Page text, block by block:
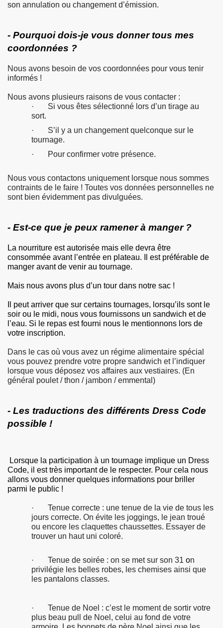
son annulation ou changement d’émission.
- Pourquoi dois-je vous donner tous mes
coordonnées ?
Nous avons besoin de vos coordonnées pour vous tenir
informés !
Nous avons plusieurs raisons de vous contacter :
· Si vous êtes sélectionné lors d’un tirage au
sort.
· S’il y a un changement quelconque sur le
tournage.
· Pour confirmer votre présence.
Nous vous contactons uniquement lorsque nous sommes
contraints de le faire ! Toutes vos données personnelles ne
sont bien évidemment pas divulguées.
- Est-ce que je peux ramener à manger ?
La nourriture est autorisée mais elle devra être
consommée avant l’entrée en plateau. Il est préférable de
manger avant de venir au tournage.
Mais nous avons plus d’un tour dans notre sac !
Il peut arriver que sur certains tournages, lorsqu’ils sont le
soir ou le midi, nous vous fournissons un sandwich et de
l’eau. Si le repas est fourni nous le mentionnons lors de
votre inscription.
Dans le cas où vous avez un régime alimentaire spécial
vous pouvez prendre votre propre sandwich et l’indiquer
lorsque vous déposez vos affaires aux vestiaires. (En
général poulet / thon / jambon / emmental)
- Les traductions des différents Dress Code
possible !
Lorsque la participation à un tournage implique un Dress
Code, il est très important de le respecter. Pour cela nous
allons vous donner quelques informations pour briller
parmi le public !
· Tenue correcte : une tenue de la vie de tous les
jours correcte. On évite les joggings, le jean troué
ou encore les claquettes chaussettes. Essayer de
trouver un haut uni coloré.
· Tenue de soirée : on se met sur son 31 on
privilégie les belles robes, les chemises ainsi que
les pantalons classes.
· Tenue de Noel : c’est le moment de sortir votre
plus beau pull de Noel, celui au fond de votre